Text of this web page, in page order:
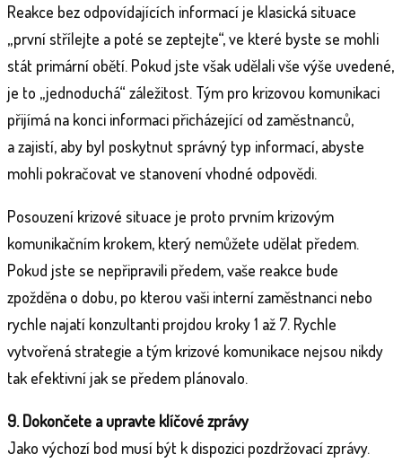
Reakce bez odpovídajících informací je klasická situace
„první střílejte a poté se zeptejte“, ve které byste se mohli
stát primární obětí. Pokud jste však udělali vše výše uvedené,
je to „jednoduchá“ záležitost. Tým pro krizovou komunikaci
přijímá na konci informaci přicházející od zaměstnanců,
a zajistí, aby byl poskytnut správný typ informací, abyste
mohli pokračovat ve stanovení vhodné odpovědi.
Posouzení krizové situace je proto prvním krizovým
komunikačním krokem, který nemůžete udělat předem.
Pokud jste se nepřipravili předem, vaše reakce bude
zpožděna o dobu, po kterou vaši interní zaměstnanci nebo
rychle najatí konzultanti projdou kroky 1 až 7. Rychle
vytvořená strategie a tým krizové komunikace nejsou nikdy
tak efektivní jak se předem plánovalo.
9. Dokončete a upravte klíčové zprávy
Jako výchozí bod musí být k dispozici pozdržovací zprávy.